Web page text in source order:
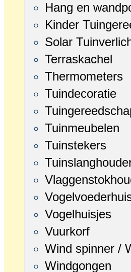
Hang en
Kinder
Solar
Terraskachel
Thermometers
Tuindecoratie
Tuinmeubelen
Tuinstekers
Vogelhuisjes
Vuurkorf
Wind spinner /
Windgongen